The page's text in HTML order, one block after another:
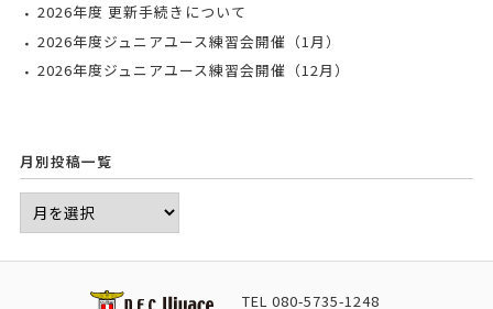
2026年度 更新手続きについて
2026年度ジュニアユース練習会開催（1月）
2026年度ジュニアユース練習会開催（12月）
月別投稿一覧
TEL 080-5735-1248